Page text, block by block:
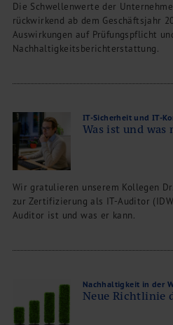
Die Schwellenwerte der
rückwirkend ab dem Geschäftsjahr
Auswirkungen auf Prüfungspflicht
Nachhaltigkeitsberichterstattung.
IT-Sicherheit und IT-
Was ist und
Wir gratulieren unserem Kollegen
zur Zertifizierung als IT-Auditor
Auditor ist und was er kann.
Nachhaltigkeit in der
Neue Richtlinie